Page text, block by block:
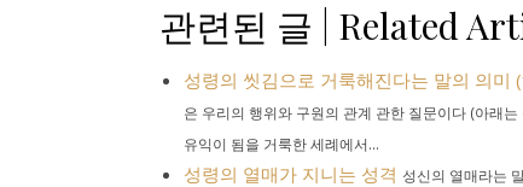
관련된 글 | Related
성령의 씻김으로 거룩해진다는 말의 의
은 우리의 행위와 구원의 관계 관한 질문이다 (아래
유익이 됨을 거룩한 세례에서...
성령의 열매가 지니는 성격 성신의 열매라는